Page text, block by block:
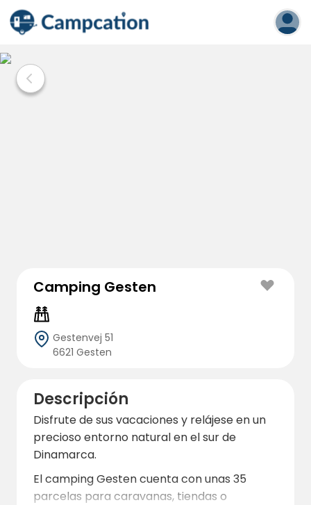
Camping Gesten
Gestenvej 51
6621 Gesten
Descripción
Disfrute de sus vacaciones y relájese en un
precioso entorno natural en el sur de
Dinamarca.
El camping Gesten cuenta con unas 35
parcelas para caravanas, tiendas o